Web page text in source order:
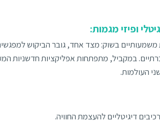
משמעותיים בשוק: מצד אחד, גובר הביקוש
במקביל, מתפתחות אפליקציות חדשניות
העולמות.
דיגיטליים להעצמת החוויה.